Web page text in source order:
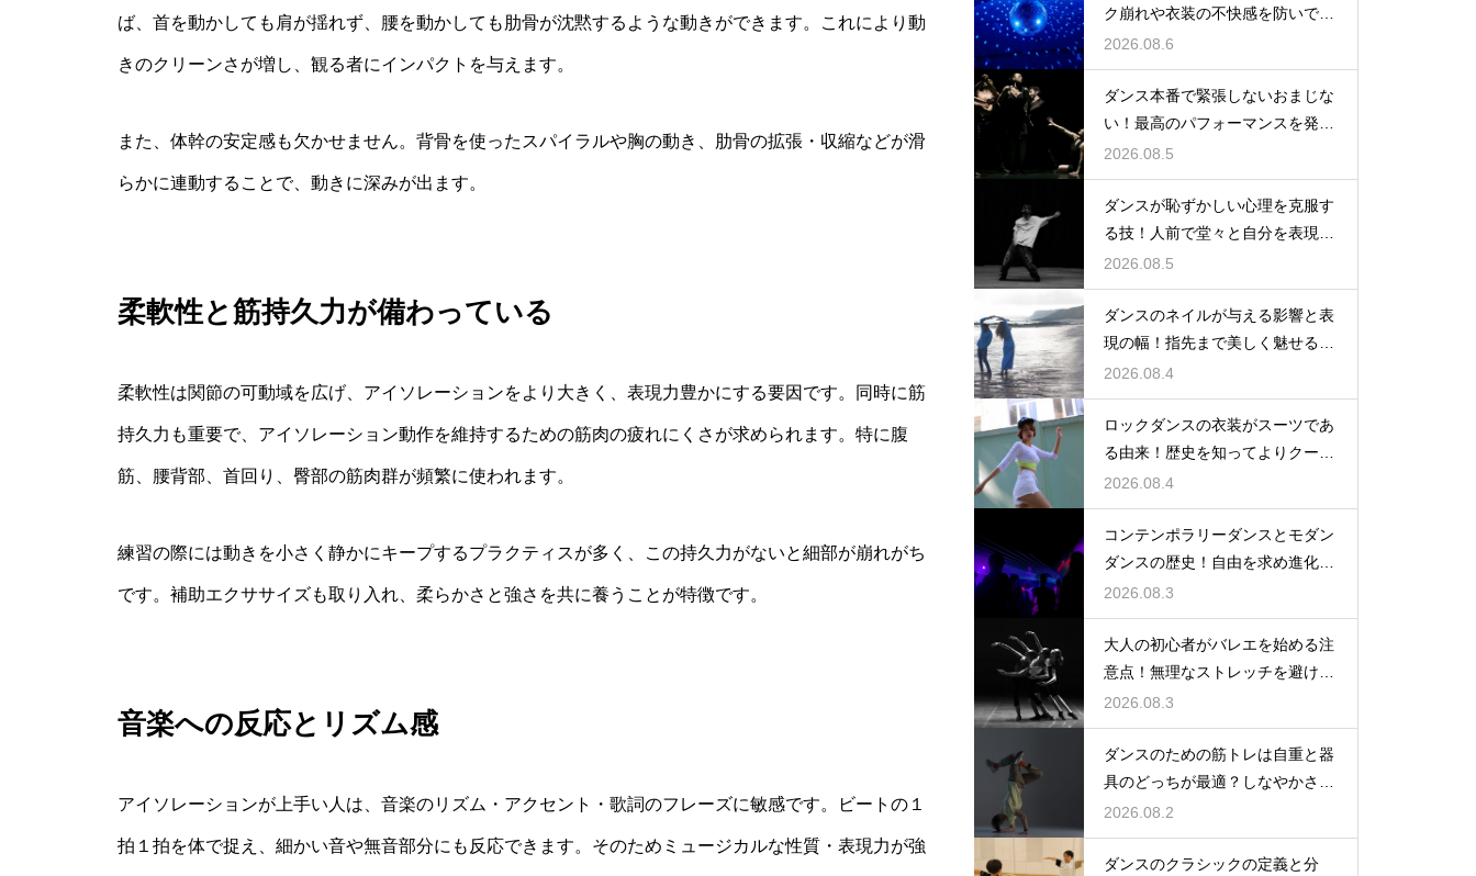
ば、首を動かしても肩が揺れず、腰を動かしても肋骨が沈黙するような動きができます。これにより動
きのクリーンさが増し、観る者にインパクトを与えます。
また、体幹の安定感も欠かせません。背骨を使ったスパイラルや胸の動き、肋骨の拡張・収縮などが滑
らかに連動することで、動きに深みが出ます。
柔軟性と筋持久力が備わっている
柔軟性は関節の可動域を広げ、アイソレーションをより大きく、表現力豊かにする要因です。同時に筋
持久力も重要で、アイソレーション動作を維持するための筋肉の疲れにくさが求められます。特に腹
筋、腰背部、首回り、臀部の筋肉群が頻繁に使われます。
練習の際には動きを小さく静かにキープするプラクティスが多く、この持久力がないと細部が崩れがち
です。補助エクササイズも取り入れ、柔らかさと強さを共に養うことが特徴です。
音楽への反応とリズム感
アイソレーションが上手い人は、音楽のリズム・アクセント・歌詞のフレーズに敏感です。ビートの１
拍１拍を体で捉え、細かい音や無音部分にも反応できます。そのためミュージカルな性質・表現力が強
ク崩れや衣装の不快感を防いで快
適に踊る
2026.08.6
ダンス本番で緊張しないおまじな
い！最高のパフォーマンスを発揮
する心理術
2026.08.5
ダンスが恥ずかしい心理を克服す
る技！人前で堂々と自分を表現す
るステップ
2026.08.5
ダンスのネイルが与える影響と表
現の幅！指先まで美しく魅せるた
めの工夫
2026.08.4
ロックダンスの衣装がスーツであ
る由来！歴史を知ってよりクール
に踊ろう
2026.08.4
コンテンポラリーダンスとモダン
ダンスの歴史！自由を求め進化す
る表現の道
2026.08.3
大人の初心者がバレエを始める注
意点！無理なストレッチを避け安
全に楽しむ
2026.08.3
ダンスのための筋トレは自重と器
具のどっちが最適？しなやかさを
保つ秘訣
2026.08.2
ダンスのクラシックの定義と分